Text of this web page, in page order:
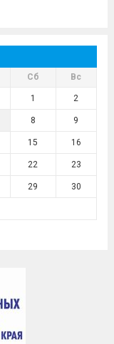
Сб Вс
1 2
8 9
15 16
22 23
29 30